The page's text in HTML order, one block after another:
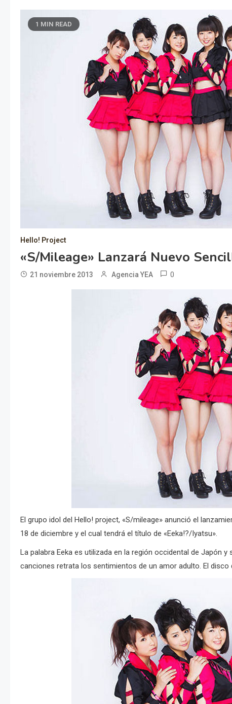
1 MIN READ
Hello! Project
«S/mileage» Lanzará Nuevo
21 noviembre 2013 Agencia YEA 0
El grupo idol del Hello! project, «S/mileage» anunció el
18 de diciembre y el cual tendrá el título de «Eeka!?/Iyatsu».
La palabra Eeka es utilizada en la región occidental de Japón
canciones retrata los sentimientos de un amor adulto. El